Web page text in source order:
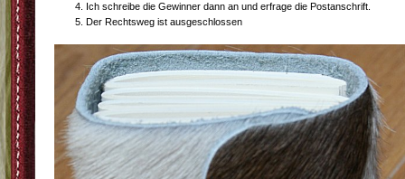
Ich schreibe die Gewinner dann an und erfrage die Postanschrift.
Der Rechtsweg ist ausgeschlossen